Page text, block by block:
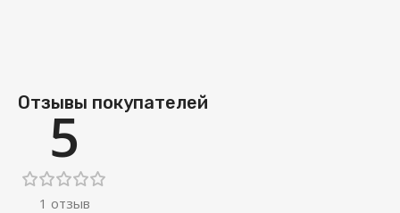
Отзывы покупателей
5
1 отзыв